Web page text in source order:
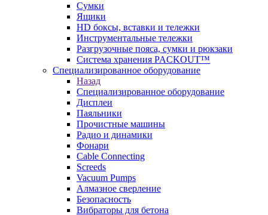
Сумки
Ящики
HD боксы, вставки и тележки
Инструментальные тележки
Разгрузочные пояса, сумки и рюкзаки
Система хранения PACKOUT™
Специализированное оборудование
Назад
Специализированное оборудование
Дисплеи
Паяльники
Прочистные машины
Радио и динамики
Фонари
Cable Connecting
Screeds
Vacuum Pumps
Алмазное сверление
Безопасность
Вибраторы для бетона